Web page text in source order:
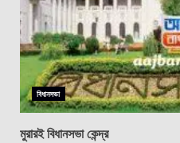
বিধানসভা
মুরারই বিধানসভা কেন্দ্র